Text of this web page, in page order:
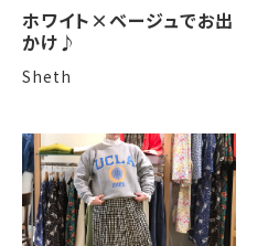
ホワイト×ベージュでお出
かけ♪
Sheth